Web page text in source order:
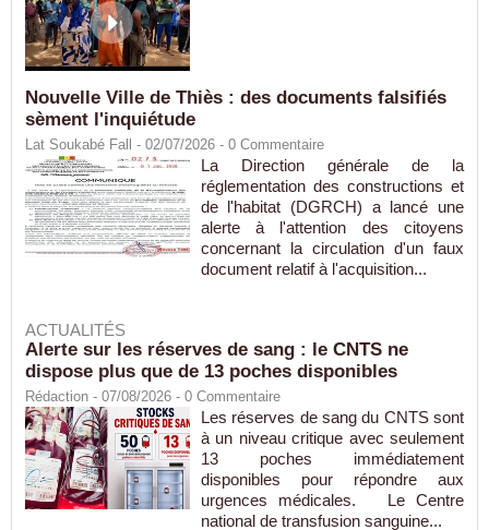
Nouvelle Ville de Thiès : des documents falsifiés
sèment l'inquiétude
Lat Soukabé Fall - 02/07/2026 - 0 Commentaire
La Direction générale de la
réglementation des constructions et
de l'habitat (DGRCH) a lancé une
alerte à l'attention des citoyens
concernant la circulation d'un faux
document relatif à l'acquisition...
ACTUALITÉS
Alerte sur les réserves de sang : le CNTS ne
dispose plus que de 13 poches disponibles
Rédaction - 07/08/2026 - 0 Commentaire
Les réserves de sang du CNTS sont
à un niveau critique avec seulement
13 poches immédiatement
disponibles pour répondre aux
urgences médicales. Le Centre
national de transfusion sanguine...